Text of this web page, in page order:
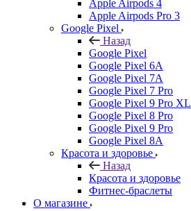
Apple Airpods 4
Apple Airpods Pro 3
Google Pixel
Назад
Google Pixel
Google Pixel 6A
Google Pixel 7А
Google Pixel 7 Pro
Google Pixel 9 Pro XL
Google Pixel 8 Pro
Google Pixel 9 Pro
Google Pixel 8A
Красота и здоровье
Назад
Красота и здоровье
Фитнес-браслеты
О магазине